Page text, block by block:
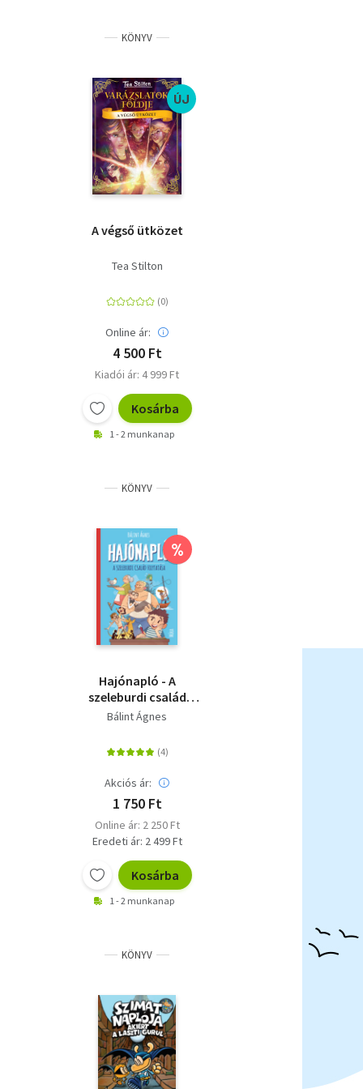
KÖNYV
ÚJ
A végső ütközet
Tea Stilton
Online ár:
4 500 Ft
Kiadói ár: 4 999 Ft
Kosárba
1 - 2 munkanap
KÖNYV
%
Hajónapló - A
szeleburdi család
folytatása
Bálint Ágnes
Akciós ár:
1 750 Ft
Online ár: 2 250 Ft
Eredeti ár: 2 499 Ft
Kosárba
1 - 2 munkanap
KÖNYV